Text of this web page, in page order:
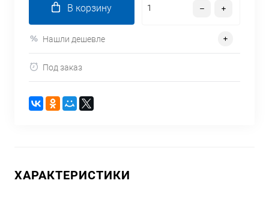
В корзину
Нашли дешевле
Под заказ
ХАРАКТЕРИСТИКИ